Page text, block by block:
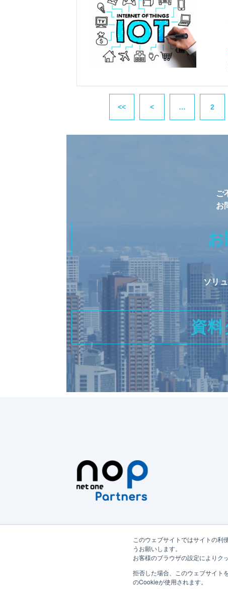
このウェブサイトではサイトの
うお願いします。
お客様のブラウザの設定によりク
拒否した場合、このウェブサイト
のCookieが使用されます。
<< < … 2
ご
お
ソリ
資